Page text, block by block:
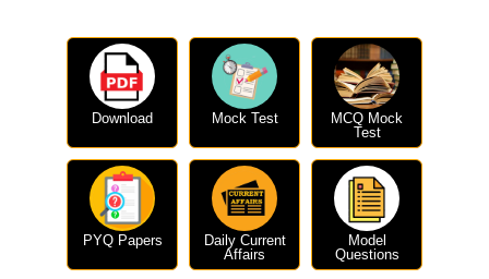
Download Mock Test
MCQ Mock
Test
PYQ Papers
Daily Current
Affairs
Model
Questions